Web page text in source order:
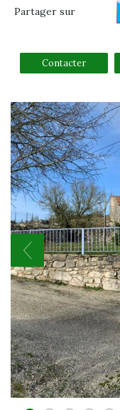
Partager sur
Contacter